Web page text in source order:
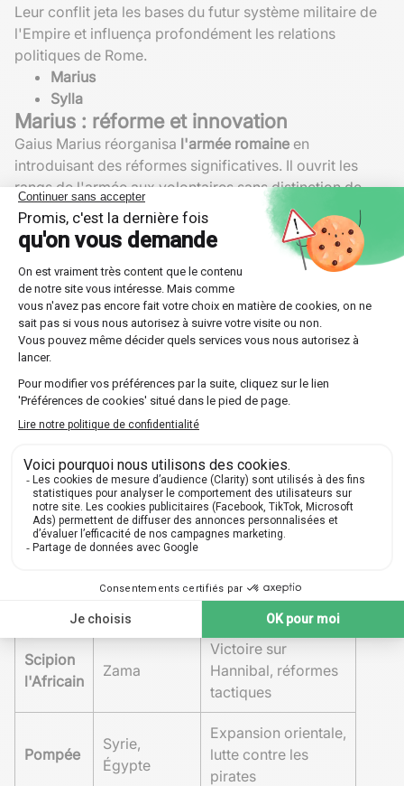
Leur conflit jeta les bases du futur système militaire de
l'Empire et influença profondément les relations
politiques de Rome.
Marius
Sylla
Marius : réforme et innovation
Gaius Marius réorganisa l'armée romaine en
introduisant des réformes significatives. Il ouvrit les
rangs de l'armée aux volontaires sans distinction de
richesse, créant ainsi une force professionnelle et
loyale. Ses nouvelles structures permirent à Rome de
lever rapidement des armées bien entraînées.
Sylla : dictateur militaire
Lucius Cornelius Sulla, ditSylla, s'imposa par sa
férocité et ses ambitions. Sa marche sur Rome instaurait
un précédent dangereux pour l'avenir de la République.
Proclamé dictateur, il utilisa son pouvoir pour purger
ses ennemis politiques, consolidant ainsi ses réformes
conservatrices et militaires.
Tableau comparatif des grands
généraux
Général
Campagnes
célèbres
Réalisations clés
Guerre civile
Bataille d'Alésia,
administratives et
Scipion
l'Africain
Zama
Victoire sur
Hannibal, réformes
tactiques
Pompée
Syrie,
Égypte
Expansion orientale,
lutte contre les
pirates